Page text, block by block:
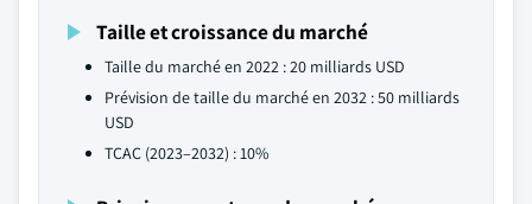
Taille et croissance du marché
Taille du marché en 2022 : 20 milliards USD
Prévision de taille du marché en 2032 : 50 milliards
USD
TCAC (2023–2032) : 10%